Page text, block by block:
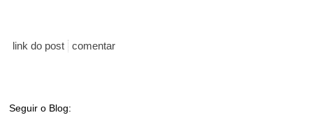
link do post comentar
Seguir o Blog: